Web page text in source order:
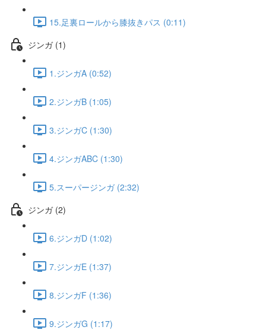
15.足裏ロールから膝抜きパス (0:11)
ジンガ (1)
1.ジンガA (0:52)
2.ジンガB (1:05)
3.ジンガC (1:30)
4.ジンガABC (1:30)
5.スーパージンガ (2:32)
ジンガ (2)
6.ジンガD (1:02)
7.ジンガE (1:37)
8.ジンガF (1:36)
9.ジンガG (1:17)